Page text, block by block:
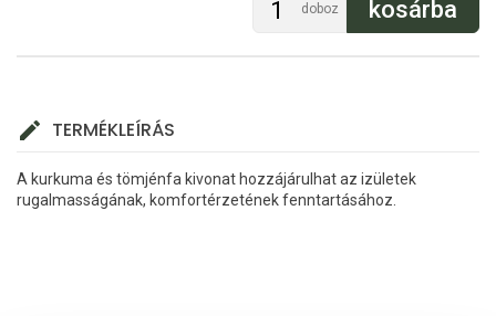
doboz
TERMÉKLEÍRÁS
A kurkuma és tömjénfa kivonat hozzájárulhat az izületek
rugalmasságának, komfortérzetének fenntartásához.